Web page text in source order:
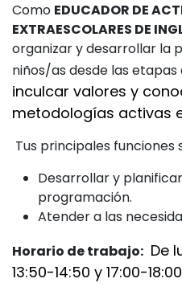
Como EDUCADOR DE
EXTRAESCOLARES DE
organizar y desarrollar la
niños/as desde las
inculcar valores y
metodologías activas
Tus principales funciones
Desarrollar y
programación.
Atender a las
Horario de trabajo: De
13:50-14:50 y 17:00-18:00